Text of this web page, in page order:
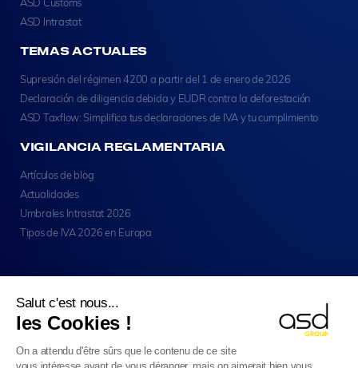
Salut c'est nous...
les Cookies !
On a attendu d'être sûrs que le contenu de ce site
vous intéresse avant de vous déranger, mais on aimerait bien vous
ASD Customs
ASD Intrastat
TEMAS ACTUALES
Supresión del régimen 4200 a partir del 1 de enero de 2026
Declaración de diligencia debida y EUDR contra la deforestación
ASD Taxflow: Simplifica tus declaraciones de IVA y tu cumplimiento
VIGILANCIA REGLAMENTARIA
Artículos de blog
Actualidades
Umbrales Intrastat 2026
Tipos de IVA 2026 en Europa
Reservados